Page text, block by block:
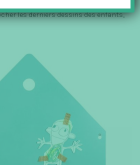
les derniers dessins des enfants,